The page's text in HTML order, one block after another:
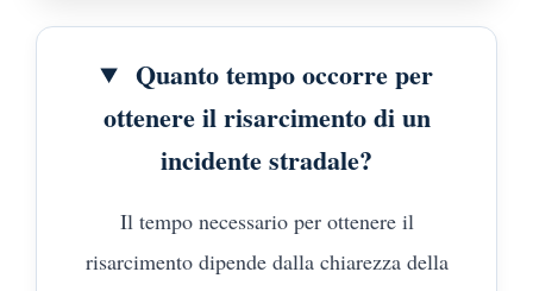
Quanto tempo occorre per
ottenere il risarcimento di un
incidente stradale?
Il tempo necessario per ottenere il
risarcimento dipende dalla chiarezza della